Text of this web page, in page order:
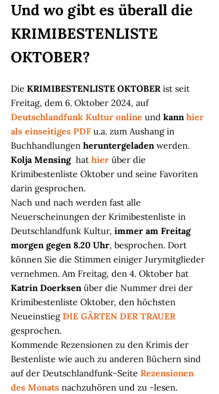
Und wo gibt es überall die
KRIMIBESTENLISTE
OKTOBER?
DieKRIMIBESTENLISTE OKTOBERist seit
Freitag, dem 6. Oktober 2024, auf
Deutschlandfunk Kultur online undkannhier
als einseitiges PDF u.a. zum Aushang in
Buchhandlungenheruntergeladenwerden.
Kolja Mensinghathier über die
Krimibestenliste Oktober und seine Favoriten
darin gesprochen.
Nach und nach werden fast alle
Neuerscheinungen der Krimibestenliste in
Deutschlandfunk Kultur,immer am Freitag
morgen gegen 8.20 Uhr, besprochen. Dort
können Sie die Stimmen einiger Jurymitglieder
vernehmen. Am Freitag, den 4. Oktober hat
Katrin Doerksenüber die Nummer drei der
Krimibestenliste Oktober, den höchsten
Neueinstieg DIE GÄRTEN DER TRAUER
gesprochen.
Kommende Rezensionen zu den Krimis der
Bestenliste wie auch zu anderen Büchern sind
auf der Deutschlandfunk-Seite Rezensionen
des Monats nachzuhören und zu -lesen.